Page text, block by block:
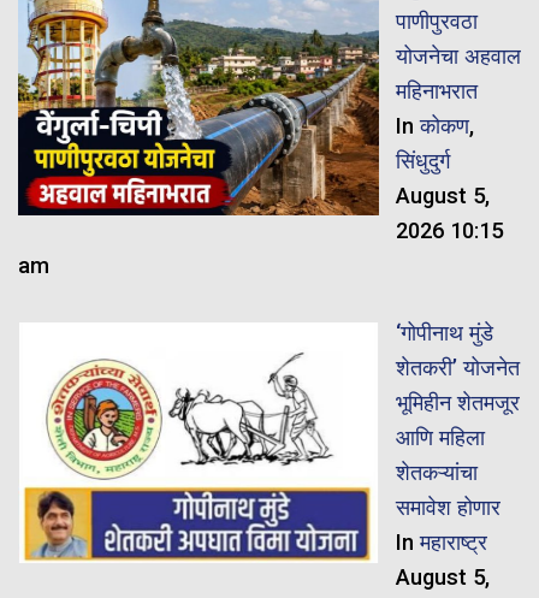
पाणीपुरवठा
योजनेचा अहवाल
महिनाभरात
Inकोकण,
सिंधुदुर्ग
August 5,
2026 10:15
am
‘गोपीनाथ मुंडे
शेतकरी’ योजनेत
भूमिहीन शेतमजूर
आणि महिला
शेतकऱ्यांचा
समावेश होणार
Inमहाराष्ट्र
August 5,